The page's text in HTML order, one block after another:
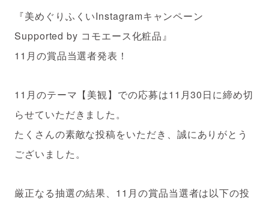
『美めぐりふくいInstagramキャンペーン
Supported by コモエース化粧品』
11月の賞品当選者発表！
11月のテーマ【美観】での応募は11月30日に締め切
らせていただきました。
たくさんの素敵な投稿をいただき、誠にありがとう
ございました。
厳正なる抽選の結果、11月の賞品当選者は以下の投